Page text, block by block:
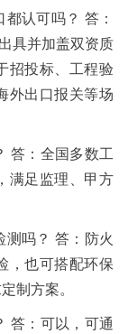
认可吗？ 答：
具并加盖双资质
招投标、工程验
外出口报关等场
答：全国多数工
满足监理、甲方
吗？ 答：防火
，也可搭配环保
制方案。
答：可以，可通